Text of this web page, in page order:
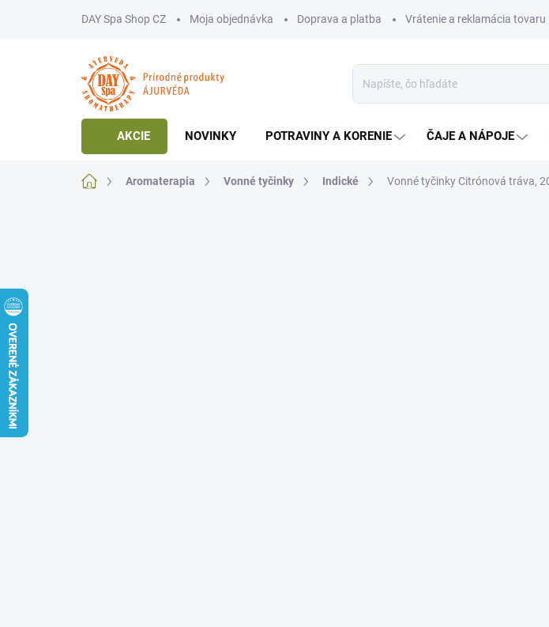
DAY Spa Shop CZ Moja objednávka Doprava a platba Vrátenie a reklamácia tovaru
AKCIE NOVINKY POTRAVINY A KORENIE ČAJE A NÁPOJE
DomovAromaterapia Vonné tyčinky Indické Vonné tyčinky Citrónová tráva,